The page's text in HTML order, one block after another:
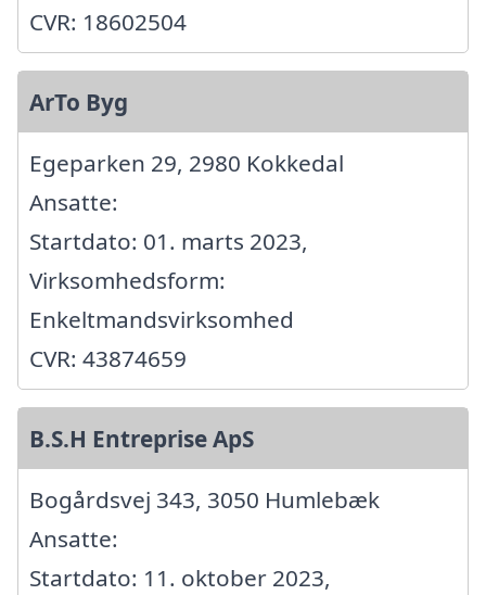
CVR: 18602504
ArTo Byg
Egeparken 29, 2980 Kokkedal
Ansatte:
Startdato: 01. marts 2023,
Virksomhedsform:
Enkeltmandsvirksomhed
CVR: 43874659
B.S.H Entreprise ApS
Bogårdsvej 343, 3050 Humlebæk
Ansatte:
Startdato: 11. oktober 2023,